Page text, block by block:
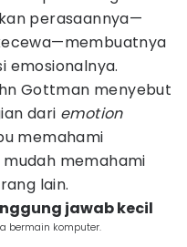
perasaannya—
emosionalnya.
Gottman menyebut
dari emotion
memahami
memahami
lain.
jawab kecil
bermain komputer.